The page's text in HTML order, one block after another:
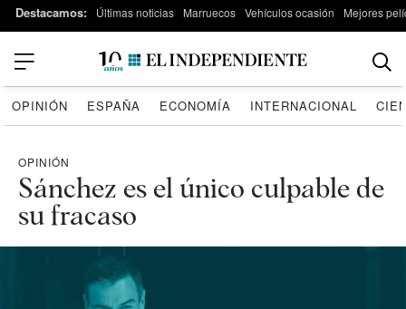
Destacamos: Últimas noticias Marruecos Vehículos ocasión Mejores
OPINIÓN ESPAÑA ECONOMÍA INTERNACIONAL
OPINIÓN
Sánchez es el único culpable de
su fracaso